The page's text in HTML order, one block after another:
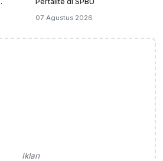
07 Agustus 2026
Iklan